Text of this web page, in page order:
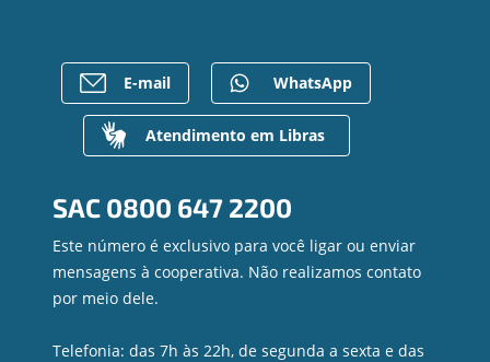
Mapa do site
Gerenciar Cookies
Previdência
Para empresas
Caixa Eletrônico
Regularização de dívidas
Valores a Receber
Contato
Ouvidoria
E-mail WhatsApp
Atendimento em Libras
SAC 0800 647 2200
Este número é exclusivo para você ligar ou enviar
mensagens à cooperativa. Não realizamos contato
por meio dele.
Telefonia: das 7h às 22h, de segunda a sexta e das